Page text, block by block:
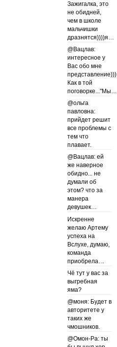
Зажигалка, это
не обидней,
чем в школе
мальчишки
дразнятся))))я…
@Вацлав:
интересное у
Вас обо мне
представление)))
Как в той
поговорке..."Мы…
@ольга
павловна:
прийдет решит
все проблемы с
тем что
плавает.
@Вацлав: ей
же наверное
обидно... не
думали об
этом? что за
манера
девушек…
Искренне
желаю Артему
успеха на
Вслухе, думаю,
команда
приобрела…
Чё тут у вас за
выгребная
яма?
@моня: Будет в
авторитете у
таких же
чмошников.
@Омон-Ра: ты